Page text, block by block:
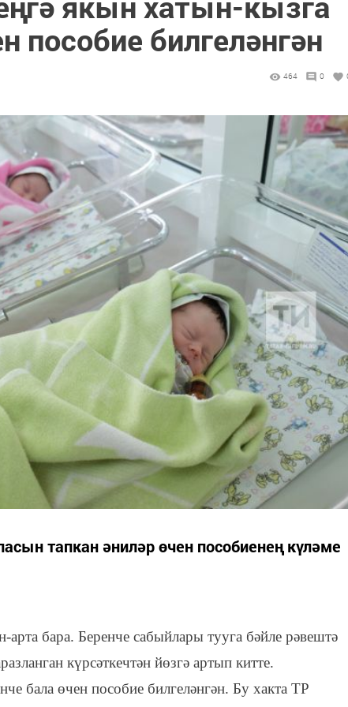
пособие билгеләнгән
464 0
тапкан әниләр өчен пособиенең күләме
арта бара. Беренче сабыйлары тууга бәйле рәвештә
күрсәткечтән йөзгә артып китте.
бала өчен пособие билгеләнгән. Бу хакта ТР